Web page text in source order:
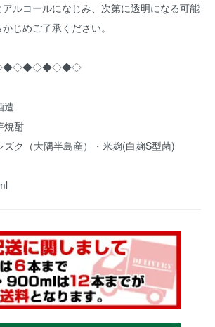
ルコールになじみ、次第に透明になる可能
じめご了承ください。
造
酎
ク（大隅半島産）・米麹(白麹S型菌)